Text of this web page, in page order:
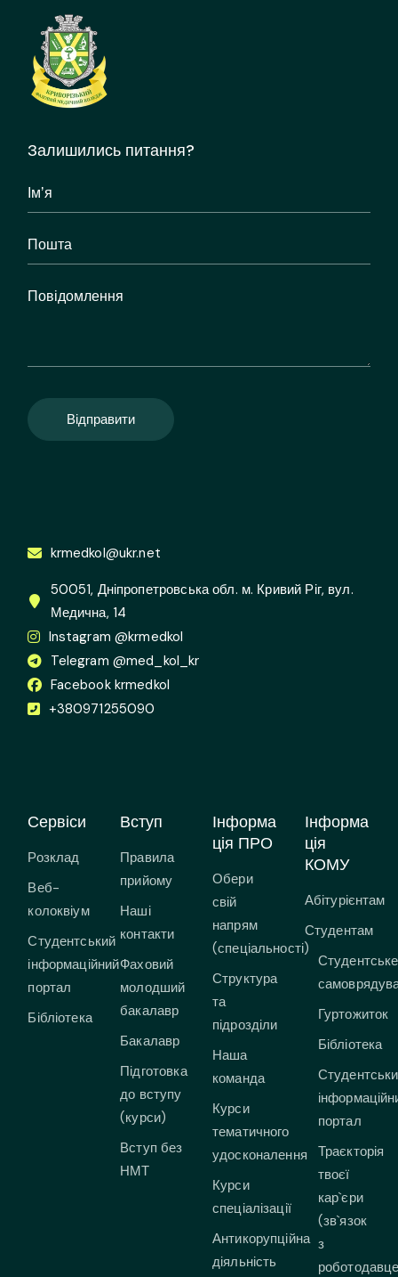
Залишились питання?
Відправити
krmedkol@ukr.net
50051, Дніпропетровська обл. м. Кривий Ріг, вул.
Медична, 14
Instagram @krmedkol
Telegram @med_kol_kr
Facebook krmedkol
+380971255090
Сервіси
Розклад
Веб-
колоквіум
Студентський
інформаційний
портал
Бібліотека
Вступ
Правила
прийому
Наші
контакти
Фаховий
молодший
бакалавр
Бакалавр
Підготовка
до вступу
(курси)
Вступ без
НМТ
Інформа
ція ПРО
Обери
свій
напрям
(спеціальності)
Структура
та
підрозділи
Наша
команда
Курси
тематичного
удосконалення
Курси
спеціалізації
Антикорупційна
діяльність
Інформа
ція
КОМУ
Абітурієнтам
Студентам
Студентське
Гуртожиток
Бібліотека
портал
Траєкторія
твоєї
кар`єри
(зв`язок
з